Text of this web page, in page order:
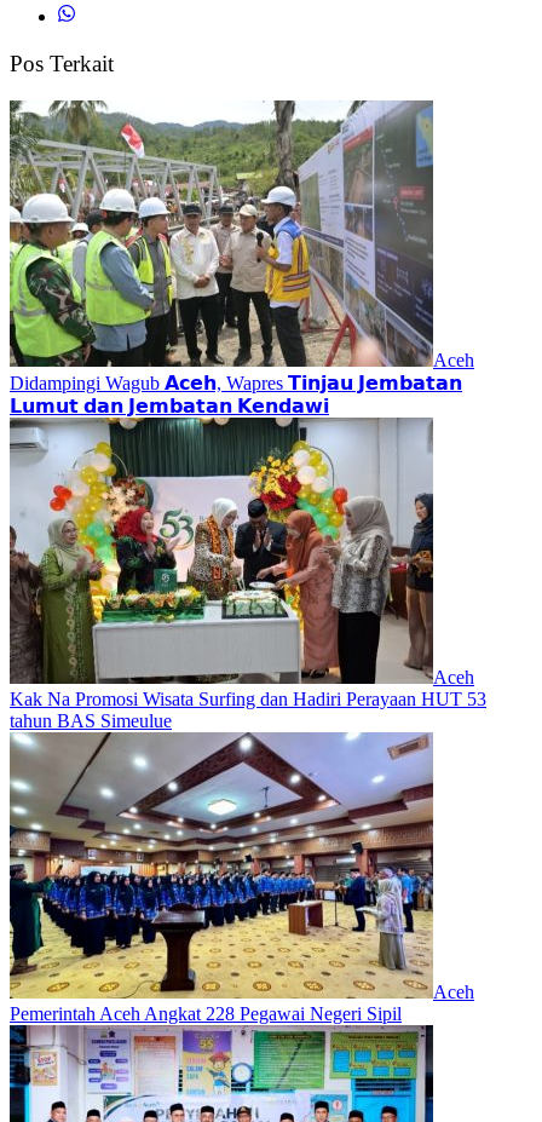
Pos Terkait
Aceh
Didampingi Wagub 𝗔𝗰𝗲𝗵, Wapres 𝗧𝗶𝗻𝗷𝗮𝘂 𝗝𝗲𝗺𝗯𝗮𝘁𝗮𝗻
𝗟𝘂𝗺𝘂𝘁 𝗱𝗮𝗻 𝗝𝗲𝗺𝗯𝗮𝘁𝗮𝗻 𝗞𝗲𝗻𝗱𝗮𝘄𝗶
Aceh
Kak Na Promosi Wisata Surfing dan Hadiri Perayaan HUT 53
tahun BAS Simeulue
Aceh
Pemerintah Aceh Angkat 228 Pegawai Negeri Sipil